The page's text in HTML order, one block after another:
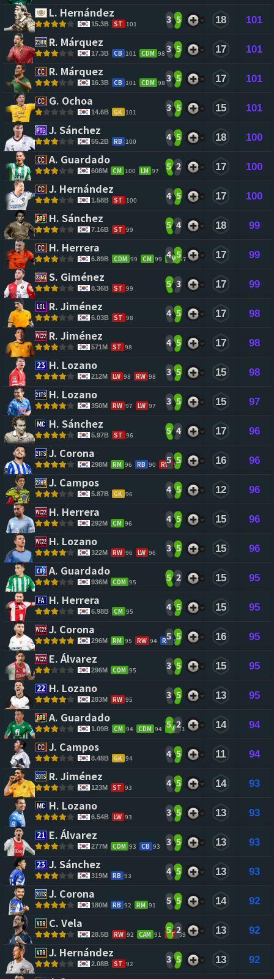
L. Hernández
15.3B ST 101 3 5 18 101
R. Márquez
17.3B CB 101 CDM 98 3 5 17 101
R. Márquez
16.3B CB 101 CDM 98 3 5 17 101
G. Ochoa
14.6B GK 101 3 5 15 101
J. Sánchez
55.2B RB 100 4 5 18 100
A. Guardado
608M CM 100 LM 97 5 2 17 100
J. Hernández
1.58B ST 100 4 5 17 100
H. Sánchez
7.16B ST 99 5 4 18 99
H. Herrera
6.89B CDM 99 CM 99 RM 97
4 5 17 99
S. Giménez
8.36B ST 99 5 3 17 99
R. Jiménez
6.03B ST 98 4 5 17 98
R. Jiménez
571M ST 98 4 5 17 98
H. Lozano
212M LW 98 RW 98 3 5 15 98
H. Lozano
350M RW 97 LW 97 3 5 15 97
H. Sánchez
5.97B ST 96 5 4 17 96
J. Corona
298M RM 96 RB 90 RW 95
5 5 16 96
J. Campos
5.87B GK 96 4 5 12 96
H. Herrera
292M CM 96 4 5 15 96
H. Lozano
322M RW 96 LW 96 3 5 15 96
A. Guardado
936M CDM 95 5 2 15 95
H. Herrera
6.98B CM 95 4 5 15 95
J. Corona
296M RM 95 RW 94 RB 92
5 5 16 95
E. Álvarez
296M CDM 95 3 5 15 95
H. Lozano
283M RW 95 3 5 13 95
A. Guardado
1.09B CM 94 CDM 94 LM 91
5 2 14 94
J. Campos
8.48B GK 94 4 5 11 94
R. Jiménez
123M ST 93 4 5 14 93
H. Lozano
6.54B LW 93 3 5 13 93
E. Álvarez
277M CDM 93 CB 93 3 5 13 93
J. Sánchez
319M RB 93 4 5 13 93
J. Corona
180M RB 92 RM 91 5 5 14 92
C. Vela
28.5B RW 92 CAM 91 ST 89
5 2 13 92
J. Hernández
2.08B ST 92 3 5 13 92